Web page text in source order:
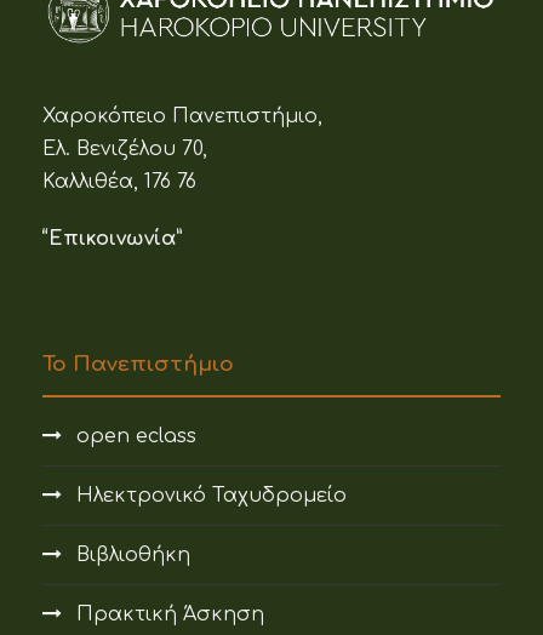
Χαροκόπειο Πανεπιστήμιο,
Ελ. Βενιζέλου 70,
Καλλιθέα, 176 76
“Επικοινωνία”
Το Πανεπιστήμιο
open eclass
Ηλεκτρονικό Ταχυδρομείο
Βιβλιοθήκη
Πρακτική Άσκηση